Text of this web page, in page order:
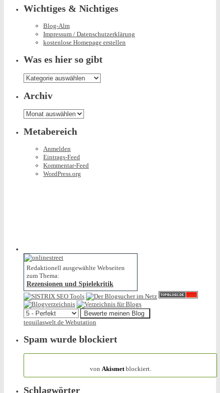
Wichtiges & Nichtiges
Blog-Alm
Impressum / Datenschutzerklärung
kostenlose Homepage erstellen
Was es hier so gibt
Was
es
hier
so
gibt
Archiv
Archiv
Metabereich
Anmelden
Eintrags-Feed
Kommentar-Feed
WordPress.org
Redaktionell ausgewählte Webseiten
zum Thema:
Rezensionen und Spielekritik
tequilaswelt.de Webutation
Spam wurde blockiert
von Akismetblockiert.
Schlagwörter